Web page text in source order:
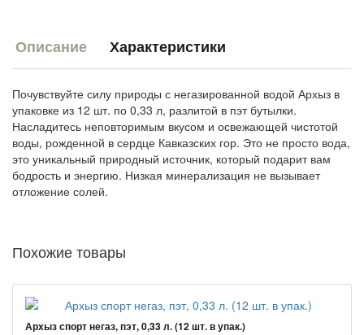
Описание Характеристики
Почувствуйте силу природы с негазированной водой Архыз в
упаковке из 12 шт. по 0,33 л, разлитой в пэт бутылки.
Насладитесь неповторимым вкусом и освежающей чистотой
воды, рожденной в сердце Кавказских гор. Это не просто вода,
это уникальный природный источник, который подарит вам
бодрость и энергию. Низкая минерализация не вызывает
отложение солей.
Похожие товары
Архыз спорт негаз, пэт, 0,33 л. (12 шт. в упак.)